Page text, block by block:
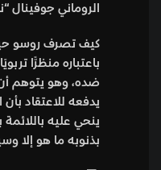
الروماني جوفينال
باعتباره منظرًّا
ضده، وهو يتوهم أن
يدفعه للاعتقاد
ينحي عليه
بذنوبه ما هو إلا